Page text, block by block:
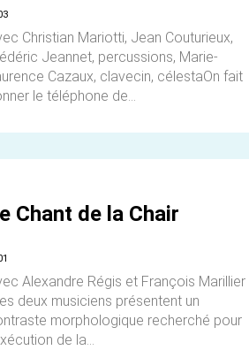
Christian Mariotti, Jean Couturieux,
Jeannet, percussions, Marie-
Cazaux, clavecin, célestaOn fait
le téléphone de...
Chant de la Chair
Alexandre Régis et François Marillier
deux musiciens présentent un
morphologique recherché pour
de la...